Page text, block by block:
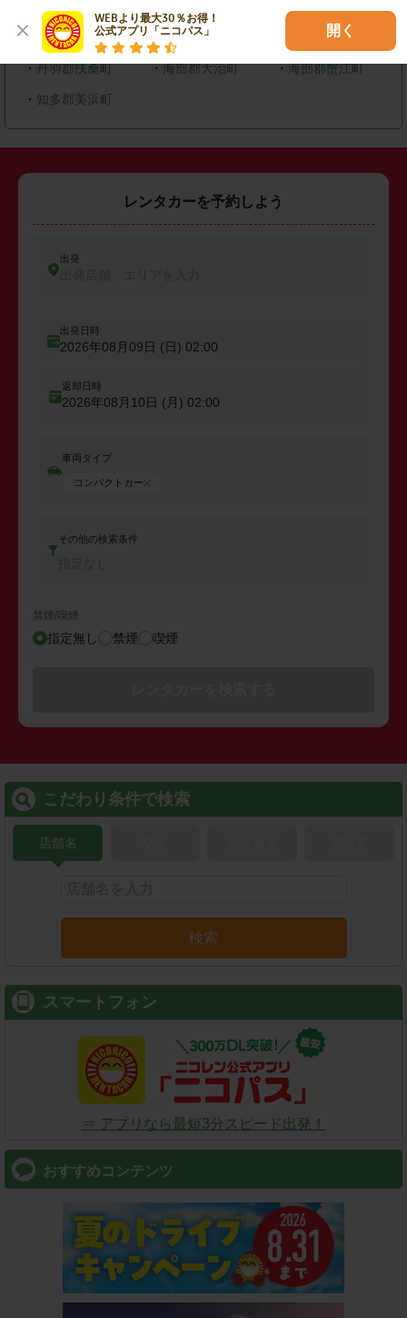
WEBより最大30％お得！
公式アプリ「ニコパス」
開く
・ 岩倉市 ・清須市 長久手市
・丹羽郡扶桑町 ・海部郡大治町 ・海部郡蟹江町
・ 知多郡美浜町
レンタカーを予約しよう
出発
出発日時
2026年08月09日 (日) 02:00
返却日時
2026年08月10日 (月) 02:00
車両タイプ
コンパクトカー
その他の検索条件
禁煙/喫煙
指定無し 禁煙 喫煙
こだわり条件で検索
店舗名
検索
スマートフォン
⇒ アプリなら最短3分スピード出発！
おすすめコンテンツ